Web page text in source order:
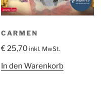
CARMEN
€25,70 inkl. MwSt.
In den Warenkorb